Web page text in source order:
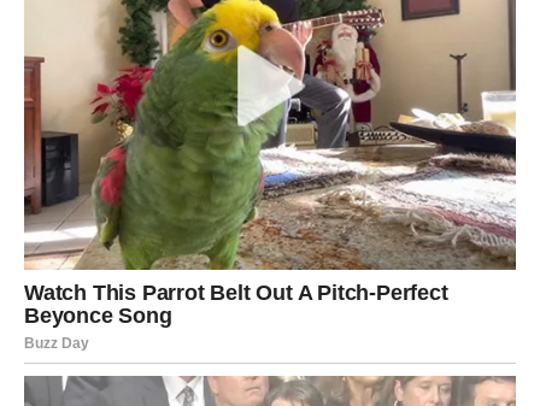
U ljubavi, ovo je period razjašnjenja – ili se odnos
produbljuje, ili se završava. Poslovno, mogući su novi
dogovori koji vam vraćaju osećaj pravde i ravnoteže.
Poruka zvezda: ne pristajte na manje od onoga što
zaslužujete.
ŠKORPIJA
Škorpije u ovom periodu prolaze kroztihu
transformaciju. Ne dešava se ništa dramatično spolja, ali
se iznutra menja sve. Druga dekada februara donosi vam
jasnije uvide, oslobađanje od starih emotivnih obrazaca i